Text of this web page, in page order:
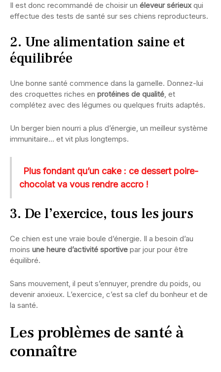
Il est donc recommandé de choisir un éleveur sérieuxqui
effectue des tests de santé sur ses chiens reproducteurs.
2. Une alimentation saine et
équilibrée
Une bonne santé commence dans la gamelle. Donnez-lui
des croquettes riches en protéines de qualité, et
complétez avec des légumes ou quelques fruits adaptés.
Un berger bien nourri a plus d’énergie, un meilleur système
immunitaire… et vit plus longtemps.
Plus fondant qu’un cake : ce dessert poire-
chocolat va vous rendre accro !
3. De l’exercice, tous les jours
Ce chien est une vraie boule d’énergie. Il a besoin d’au
moins une heure d’activité sportive par jour pour être
équilibré.
Sans mouvement, il peut s’ennuyer, prendre du poids, ou
devenir anxieux. L’exercice, c’est sa clef du bonheur et de
la santé.
Les problèmes de santé à
connaître